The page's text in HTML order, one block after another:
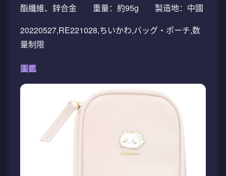
酯纖維、鋅合金 重量：約95g 製造地：中國
20220527,RE221028,ちいかわ,バッグ・ポーチ,数
量制限
圖鑑